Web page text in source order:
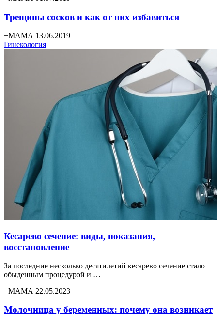
Трещины сосков и как от них избавиться
+МАМА 13.06.2019
Гинекология
Кесарево сечение: виды, показания,
восстановление
За последние несколько десятилетий кесарево сечение стало
обыденным процедурой и …
+МАМА 22.05.2023
Молочница у беременных: почему она возникает